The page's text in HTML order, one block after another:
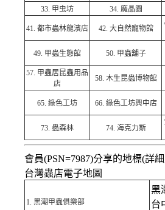
33. 甲虫坊 34. 魔晶園
41. 都市蟲林龍濱店 42. 大自然寵物館
49. 甲蟲生態館 50. 甲蟲舖子
57. 甲蟲居昆蟲用品
店
58. 木生昆蟲博物館
65. 綠色工坊 66. 綠色工坊興中店
73. 蟲森林 74. 海克力斯
會員(PSN=7987)分享的地標(詳
台灣蟲店電子地圖
1. 黑潮甲蟲俱樂部
黑
台